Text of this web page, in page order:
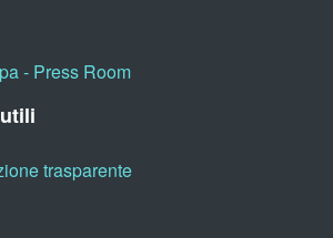
- Press Room
trasparente